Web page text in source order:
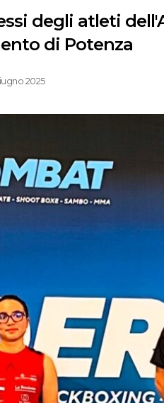
degli atleti
di Potenza
2025